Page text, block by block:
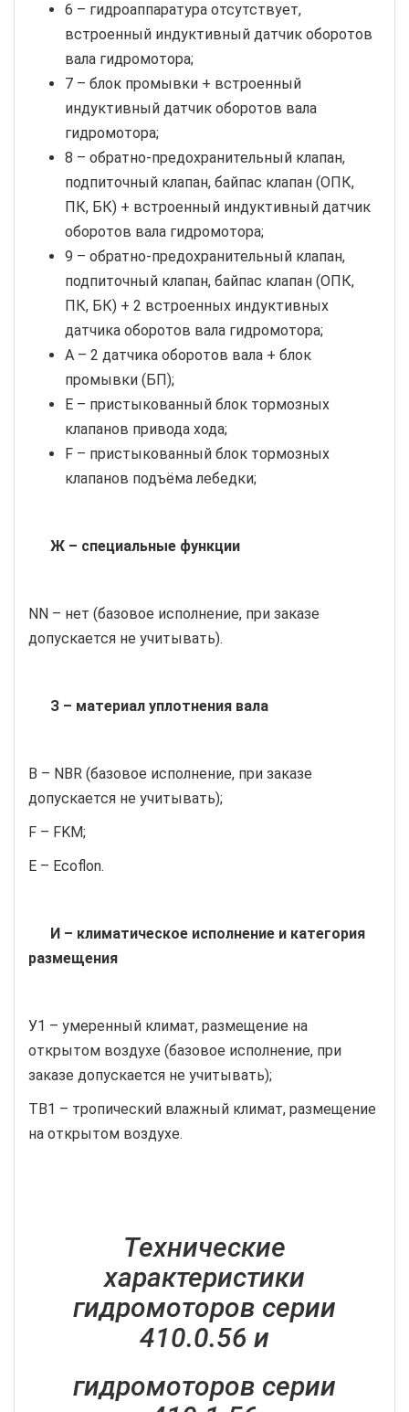
6 – гидроаппаратура отсутствует,
встроенный индуктивный датчик оборотов
вала гидромотора;
7 – блок промывки + встроенный
индуктивный датчик оборотов вала
гидромотора;
8 – обратно-предохранительный клапан,
подпиточный клапан, байпас клапан (ОПК,
ПК, БК) + встроенный индуктивный датчик
оборотов вала гидромотора;
9 – обратно-предохранительный клапан,
подпиточный клапан, байпас клапан (ОПК,
ПК, БК) + 2 встроенных индуктивных
датчика оборотов вала гидромотора;
A – 2 датчика оборотов вала + блок
промывки (БП);
E – пристыкованный блок тормозных
клапанов привода хода;
F – пристыкованный блок тормозных
клапанов подъёма лебедки;
Ж – специальные функции
NN – нет (базовое исполнение, при заказе
допускается не учитывать).
З – материал уплотнения вала
B – NBR (базовое исполнение, при заказе
допускается не учитывать);
F – FKM;
E – Ecoflon.
И – климатическое исполнение и категория
размещения
У1 – умеренный климат, размещение на
открытом воздухе (базовое исполнение, при
заказе допускается не учитывать);
ТВ1 – тропический влажный климат, размещение
на открытом воздухе.
Технические
характеристики
гидромоторов серии
410.0.56 и
гидромоторов серии